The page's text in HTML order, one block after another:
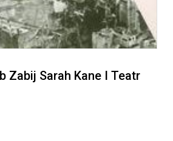
Zabij Sarah Kane I Teatr